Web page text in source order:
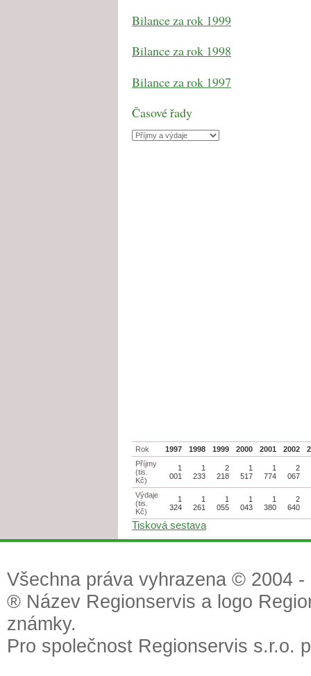
Bilance za rok 1999
Bilance za rok 1998
Bilance za rok 1997
Časové řady
Rok 1997 1998 1999 2000 2001 2002
Příjmy
(tis.
Kč)
1
001
1
233
2
218
1
517
1
774
2
067
Výdaje
(tis.
Kč)
1
324
1
261
1
055
1
043
1
380
2
640
Tisková sestava
Všechna práva vyhrazena © 2004
® Název Regionservis a logo
známky.
Pro společnost Regionservis s.r.o.